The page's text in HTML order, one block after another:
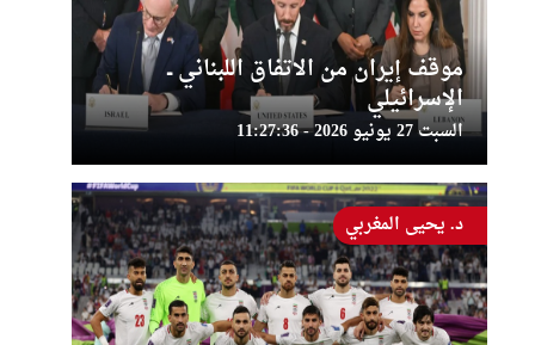
موقف إيران من الاتفاق اللبناني ــ
الإسرائيلي
السبت 27 يونيو 2026 - 11:27:36
د. يحيى المغربي